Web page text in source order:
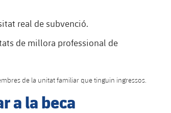
real de subvenció.
de millora professional de
de la unitat familiar que tinguin ingressos.
a la beca